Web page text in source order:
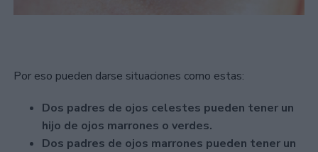
Por eso pueden darse situaciones como estas:
Dos padres de ojos celestes pueden tener un
hijo de ojos marrones o verdes.
Dos padres de ojos marrones pueden tener un